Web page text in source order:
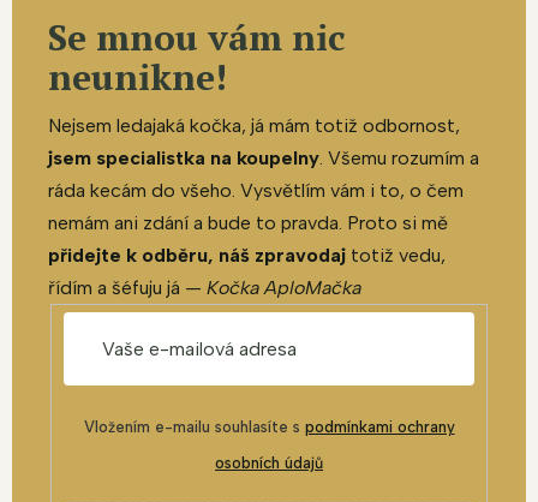
Se mnou vám nic
neunikne!
Nejsem ledajaká kočka, já mám totiž odbornost,
jsem specialistka na koupelny. Všemu rozumím a
ráda kecám do všeho. Vysvětlím vám i to, o čem
nemám ani zdání a bude to pravda. Proto si mě
přidejte k odběru, náš zpravodaj totiž vedu,
řídím a šéfuju já — Kočka AploMačka
Vložením e-mailu souhlasíte s podmínkami ochrany
osobních údajů